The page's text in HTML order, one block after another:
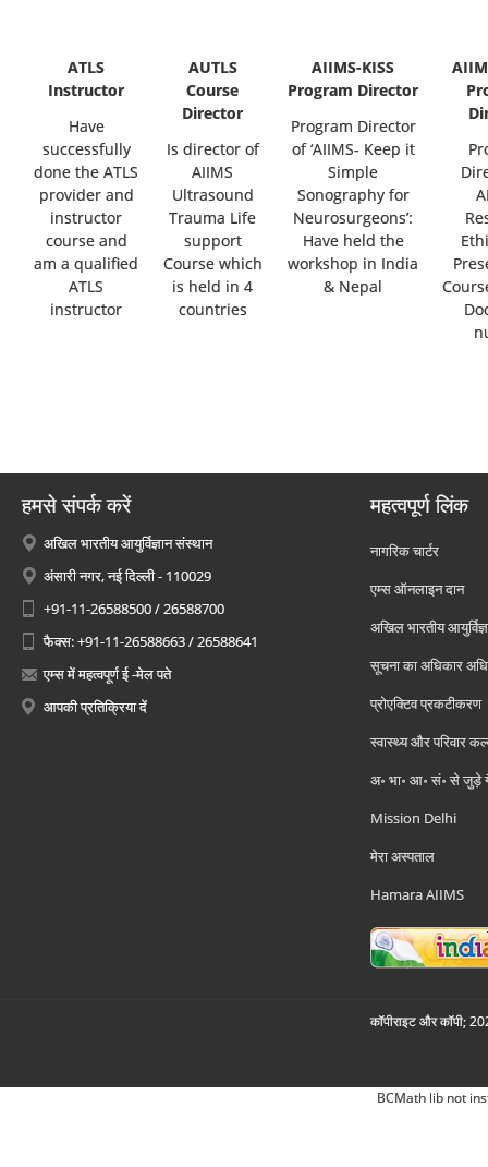
ATLS
Instructor
Have
successfully
done the ATLS
provider and
instructor
course and
am a qualified
ATLS
instructor
AUTLS
Course
Director
Is director of
AIIMS
Ultrasound
Trauma Life
support
Course which
is held in 4
countries
AIIMS-KISS
Program Director
Program Director
of ‘AIIMS- Keep it
Simple
Sonography for
Neurosurgeons’:
Have held the
workshop in India
& Nepal
हमसे संपर्क करें
अखिल भारतीय आयुर्विज्ञान संस्थान
अंसारी नगर, नई दिल्ली - 110029
+91-11-26588500 / 26588700
फैक्स: +91-11-26588663 / 26588641
एम्स में महत्वपूर्ण ई -मेल पते
आपकी प्रतिक्रिया दें
महत्वपूर्ण लिंक
नागरिक चार्टर
एम्स ऑनलाइन दान
अखिल भारतीय
सूचना का अधिकार
प्रोएक्टिव प्रकटीकरण
स्वास्थ्य और परिवार
अ॰ भा॰ आ॰ सं॰ से जुड़े
Mission Delhi
मेरा अस्पताल
Hamara AIIMS
कॉपीराइट और कॉपी;
BCMath lib not